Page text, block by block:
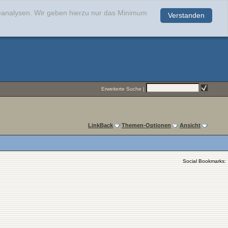
Verstanden
Wir geben hierzu nur das Minimum
Erweiterte Suche |
LinkBack Themen-Optionen Ansicht
Social Bookmarks: